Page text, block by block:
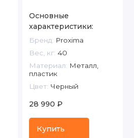
Основные
характеристики:
Бренд: Proxima
Вес, кг: 40
Материал: Металл,
пластик
Цвет: Черный
28 990 ₽
Купить